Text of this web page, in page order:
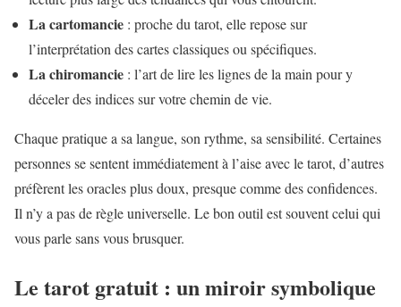
La cartomancie : proche du tarot, elle repose sur
l’interprétation des cartes classiques ou spécifiques.
La chiromancie : l’art de lire les lignes de la main pour y
déceler des indices sur votre chemin de vie.
Chaque pratique a sa langue, son rythme, sa sensibilité. Certaines
personnes se sentent immédiatement à l’aise avec le tarot, d’autres
préfèrent les oracles plus doux, presque comme des confidences.
Il n’y a pas de règle universelle. Le bon outil est souvent celui qui
vous parle sans vous brusquer.
Le tarot gratuit : un miroir symbolique